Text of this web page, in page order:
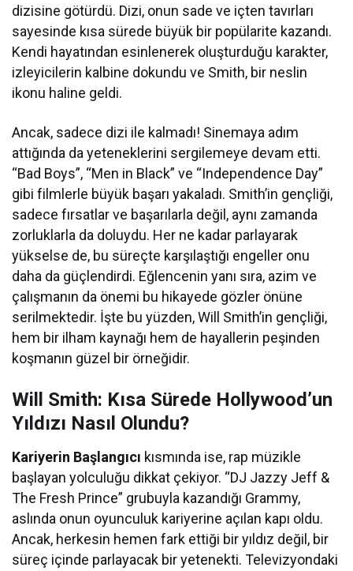
dizisine götürdü. Dizi, onun sade ve içten tavırları
sayesinde kısa sürede büyük bir popülarite kazandı.
Kendi hayatından esinlenerek oluşturduğu karakter,
izleyicilerin kalbine dokundu ve Smith, bir neslin
ikonu haline geldi.
Ancak, sadece dizi ile kalmadı! Sinemaya adım
attığında da yeteneklerini sergilemeye devam etti.
“Bad Boys”, “Men in Black” ve “Independence Day”
gibi filmlerle büyük başarı yakaladı. Smith’in gençliği,
sadece fırsatlar ve başarılarla değil, aynı zamanda
zorluklarla da doluydu. Her ne kadar parlayarak
yükselse de, bu süreçte karşılaştığı engeller onu
daha da güçlendirdi. Eğlencenin yanı sıra, azim ve
çalışmanın da önemi bu hikayede gözler önüne
serilmektedir. İşte bu yüzden, Will Smith’in gençliği,
hem bir ilham kaynağı hem de hayallerin peşinden
koşmanın güzel bir örneğidir.
Will Smith: Kısa Sürede Hollywood’un
Yıldızı Nasıl Olundu?
Kariyerin Başlangıcı kısmında ise, rap müzikle
başlayan yolculuğu dikkat çekiyor. “DJ Jazzy Jeff &
The Fresh Prince” grubuyla kazandığı Grammy,
aslında onun oyunculuk kariyerine açılan kapı oldu.
Ancak, herkesin hemen fark ettiği bir yıldız değil, bir
süreç içinde parlayacak bir yetenekti. Televizyondaki